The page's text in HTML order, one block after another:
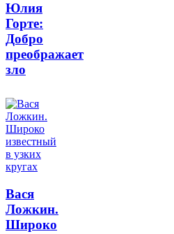
Юлия
Горте:
Добро
преображает
зло
Вася
Ложкин.
Широко